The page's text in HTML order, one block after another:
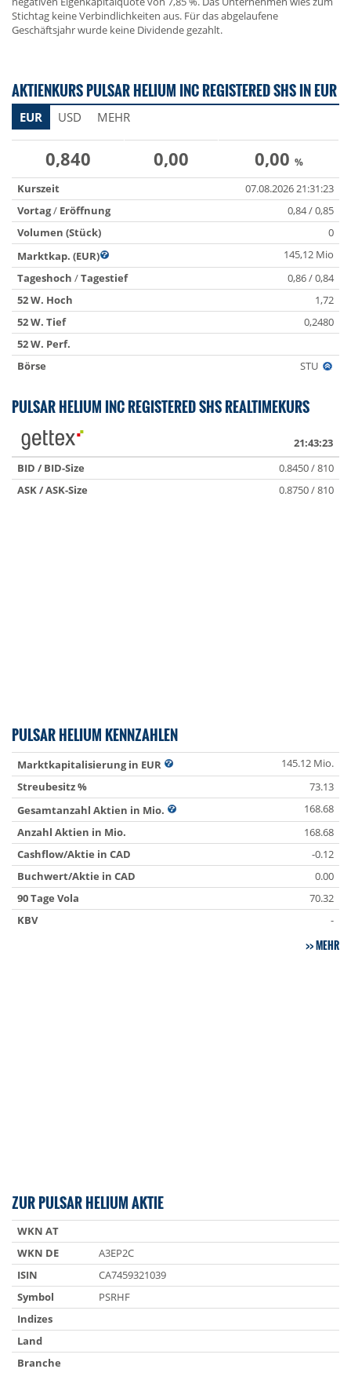
Stichtag keine Verbindlichkeiten aus. Für das abgelaufene
Geschäftsjahr wurde keine Dividende gezahlt.
AKTIENKURS PULSAR HELIUM INC REGISTERED SHS IN EUR
EUR USD MEHR
0,840 0,00 0,00 %
Kurszeit
07.08.2026 21:31:23
Vortag/ Eröffnung
0,84 / 0,85
Volumen (Stück)
0
Marktkap. (EUR)
145,12 Mio
Tageshoch /Tagestief
0,86 / 0,84
52 W. Hoch
1,72
52 W. Tief
0,2480
52 W. Perf.
Börse
STU
PULSAR HELIUM INC REGISTERED SHS REALTIMEKURS
21:43:23
BID / BID-Size
0.8450 / 810
ASK / ASK-Size
0.8750 / 810
PULSAR HELIUM KENNZAHLEN
Marktkapitalisierung in EUR
145.12 Mio.
Streubesitz %
73.13
Gesamtanzahl Aktien in Mio.
168.68
Anzahl Aktien in Mio.
168.68
Cashflow/Aktie in CAD
-0.12
Buchwert/Aktie in CAD
0.00
90 Tage Vola
70.32
KBV
-
MEHR
ZUR PULSAR HELIUM AKTIE
WKN AT
WKN DE
A3EP2C
ISIN
CA7459321039
Symbol
PSRHF
Indizes
Land
Branche